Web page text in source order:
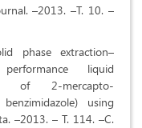
–2013. –Т. 10. –
phase extraction–
liquid
of 2-mercapto-
using
–2013. – Т. 114. –С.